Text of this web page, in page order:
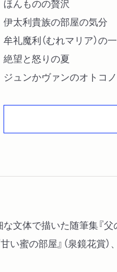
ほんものの贅沢
伊太利貴族の部屋の気分
牟礼魔利（むれマリア）の
絶望と怒りの夏
ジュンかヴァンのオトコ
■食い道楽
卵の料理と私
食い道楽
体で描いた随筆集『父
の部屋』（泉鏡花賞）